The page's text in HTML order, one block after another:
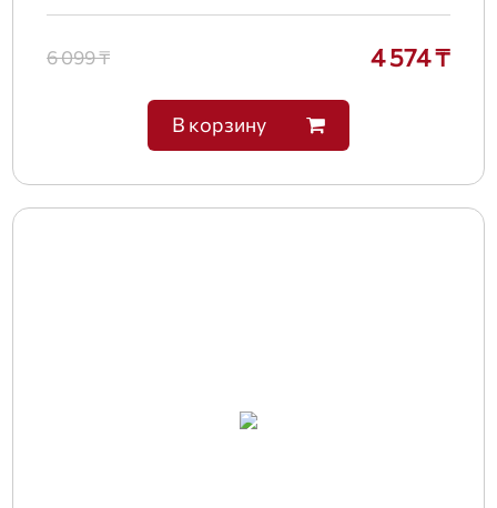
6 099 ₸ 4 574 ₸
В корзину